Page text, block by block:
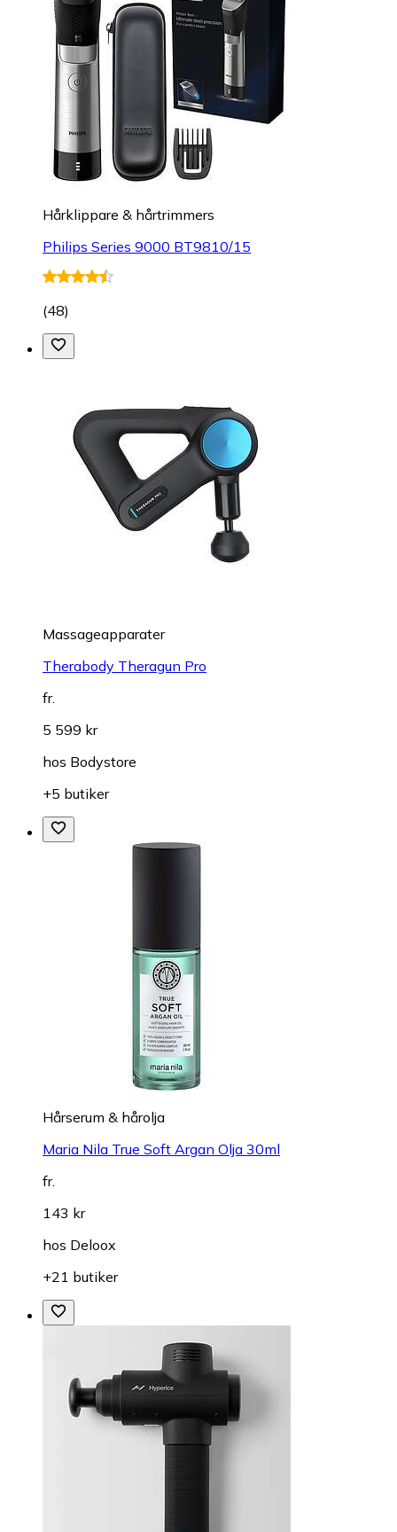
Hårklippare & hårtrimmers
Philips Series 9000 BT9810/15
(48)
Massageapparater
Therabody Theragun Pro
fr.
5 599 kr
hos Bodystore
+5 butiker
Hårserum & hårolja
Maria Nila True Soft Argan Olja 30ml
fr.
143 kr
hos Deloox
+21 butiker